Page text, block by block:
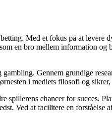
Med et fokus på at levere
en bro mellem information
Gennem grundige
i mediets filosofi og
spillerens chancer for succes.
Ved at facilitere en forståelse